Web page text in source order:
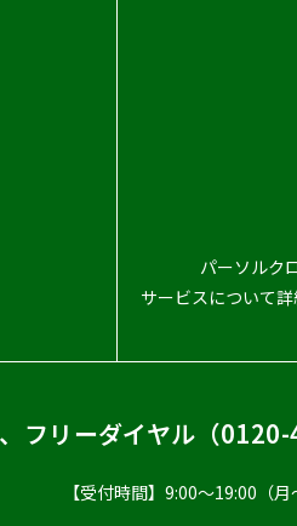
パーソルク
サービスについて
フリーダイヤル（
【受付時間】9:00〜19:00（